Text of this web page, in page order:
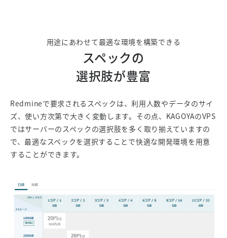
用途にあわせて最適な環境を構築できる
スペックの
選択肢が豊富
Redmineで要求されるスペックは、利用人数やデータのサイ
ズ、使い方次第で大きく変動します。その点、KAGOYAのVPS
ではサーバーのスペックの選択肢を多く取り揃えていますの
で、最適なスペックを選択することで快適な開発環境を用意
することができます。